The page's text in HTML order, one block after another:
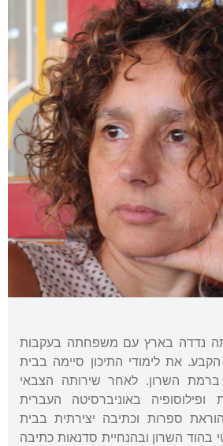
נדדה בארץ עם משפחתה בעקבות
את לימודי התיכון סיימה בבית
השרון. לאחר שירותה הצבאי
באוניברסיטה העברית
ספרות וכתיבה יצירתית בבית
בהוד השרון ובהנחיית סדנאות כתיבה